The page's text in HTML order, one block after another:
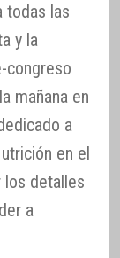
todas las
y la
congreso
mañana en
a
en el
los detalles
a